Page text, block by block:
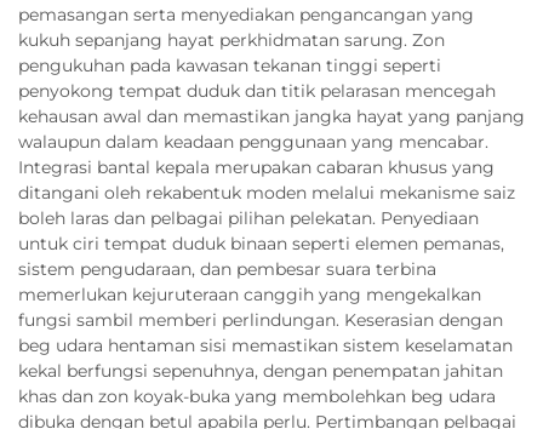
pemasangan serta menyediakan pengancangan yang
kukuh sepanjang hayat perkhidmatan sarung. Zon
pengukuhan pada kawasan tekanan tinggi seperti
penyokong tempat duduk dan titik pelarasan mencegah
kehausan awal dan memastikan jangka hayat yang panjang
walaupun dalam keadaan penggunaan yang mencabar.
Integrasi bantal kepala merupakan cabaran khusus yang
ditangani oleh rekabentuk moden melalui mekanisme saiz
boleh laras dan pelbagai pilihan pelekatan. Penyediaan
untuk ciri tempat duduk binaan seperti elemen pemanas,
sistem pengudaraan, dan pembesar suara terbina
memerlukan kejuruteraan canggih yang mengekalkan
fungsi sambil memberi perlindungan. Keserasian dengan
beg udara hentaman sisi memastikan sistem keselamatan
kekal berfungsi sepenuhnya, dengan penempatan jahitan
khas dan zon koyak-buka yang membolehkan beg udara
dibuka dengan betul apabila perlu. Pertimbangan pelbagai